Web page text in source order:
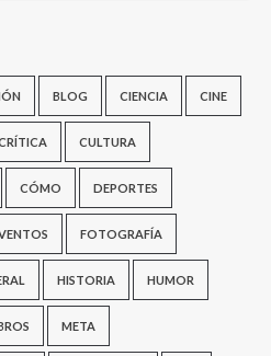
BLOG CIENCIA CINE
CULTURA
CÓMO DEPORTES
FOTOGRAFÍA
HISTORIA HUMOR
META